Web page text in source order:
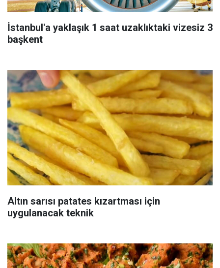
İstanbul'a yaklaşık 1 saat uzaklıktaki vizesiz 3
başkent
Altın sarısı patates kızartması için
uygulanacak teknik